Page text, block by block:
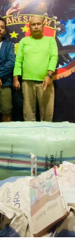
DOMPU AMANKAN
DI KECAMATAN
SABU DISITA